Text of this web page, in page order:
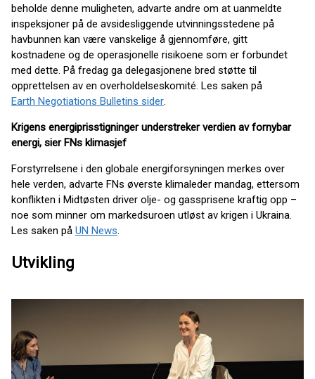
beholde denne muligheten, advarte andre om at uanmeldte
inspeksjoner på de avsidesliggende utvinningsstedene på
havbunnen kan være vanskelige å gjennomføre, gitt
kostnadene og de operasjonelle risikoene som er forbundet
med dette. På fredag ga delegasjonene bred støtte til
opprettelsen av en overholdelseskomité. Les saken på
Earth Negotiations Bulletins sider
Krigens energiprisstigninger understreker verdien av fornybar
energi, sier FNs klimasjef
Forstyrrelsene i den globale energiforsyningen merkes over
hele verden, advarte FNs øverste klimaleder mandag, ettersom
konflikten i Midtøsten driver olje- og gassprisene kraftig opp –
noe som minner om markedsuroen utløst av krigen i Ukraina.
Les saken på UN News
Utvikling